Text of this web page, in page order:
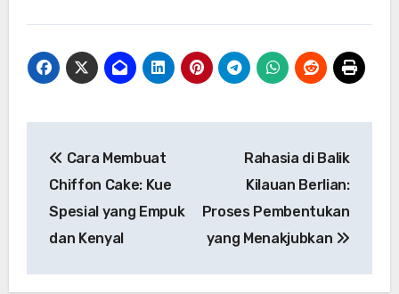
pos
Cara Membuat
Chiffon Cake: Kue
Spesial yang Empuk
dan Kenyal
Rahasia di Balik
Kilauan Berlian:
Proses Pembentukan
yang Menakjubkan